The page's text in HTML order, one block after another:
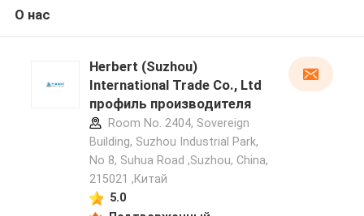
О нас
Herbert (Suzhou)
International Trade Co., Ltd
профиль производителя
Room No. 2404, Sovereign
Building, Suzhou Industrial Park,
No 8, Suhua Road ,Suzhou, China,
215021 ,Китай
5.0